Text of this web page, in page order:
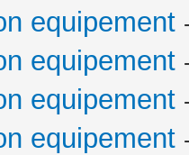
equipement
equipement
equipement
equipement